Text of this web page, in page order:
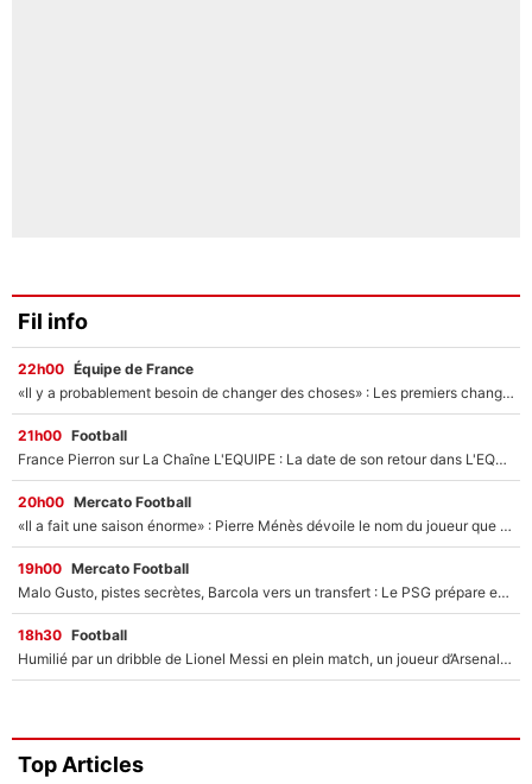
Fil info
22h00 Équipe de France
«Il y a probablement besoin de changer des choses» : Les premiers changements de Zinedine Zidane en équipe de France sont révélés ?
21h00 Football
France Pierron sur La Chaîne L'EQUIPE : La date de son retour dans L'EQUIPE de Choc est connue... et c'était très attendu
20h00 Mercato Football
«Il a fait une saison énorme» : Pierre Ménès dévoile le nom du joueur que l’OM devait absolument recruter cet été, l’IA valide la piste !
19h00 Mercato Football
Malo Gusto, pistes secrètes, Barcola vers un transfert : Le PSG prépare encore des surprises sur le mercato
18h30 Football
Humilié par un dribble de Lionel Messi en plein match, un joueur d’Arsenal a changé de coiffure pour passer incognito !
Top Articles